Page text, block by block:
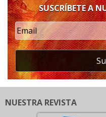
SUSCRÍBETE A
NUESTRA REVISTA